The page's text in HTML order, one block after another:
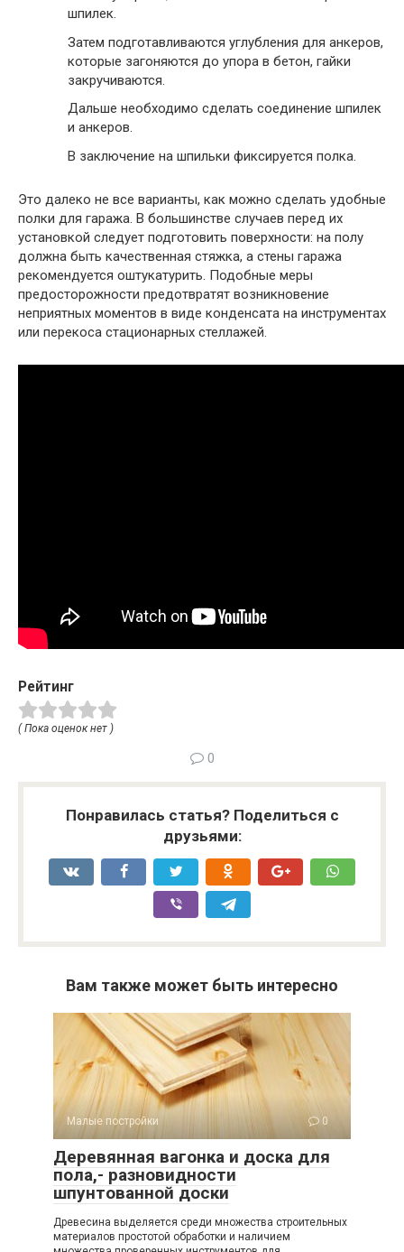
шпилек.
Затем подготавливаются углубления для анкеров,
которые загоняются до упора в бетон, гайки
закручиваются.
Дальше необходимо сделать соединение шпилек
и анкеров.
В заключение на шпильки фиксируется полка.
Это далеко не все варианты, как можно сделать удобные
полки для гаража. В большинстве случаев перед их
установкой следует подготовить поверхности: на полу
должна быть качественная стяжка, а стены гаража
рекомендуется оштукатурить. Подобные меры
предосторожности предотвратят возникновение
неприятных моментов в виде конденсата на инструментах
или перекоса стационарных стеллажей.
Рейтинг
( Пока оценок нет )
0
Понравилась статья? Поделиться с
друзьями:
Вам также может быть интересно
Малые постройки 0
Деревянная вагонка и доска для
пола,- разновидности
шпунтованной доски
Древесина выделяется среди множества строительных
материалов простотой обработки и наличием